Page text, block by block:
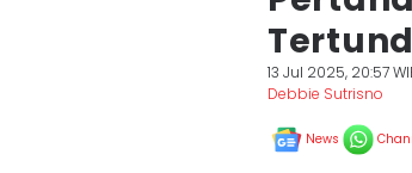
13 Jul 2025, 20:57
Debbie Sutrisno
News